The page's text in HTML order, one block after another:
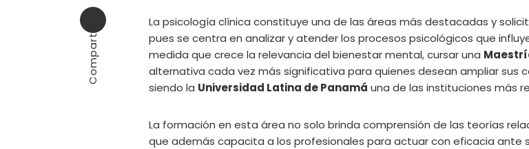
Email
Compartir
La psicología clínica constituye una de las áreas más destacadas y
pues se centra en analizar y atender los procesos psicológicos que
medida que crece la relevancia del bienestar mental, cursar una
alternativa cada vez más significativa para quienes desean ampliar sus
siendo la Universidad Latina de Panamá una de las instituciones más
La formación en esta área no solo brinda comprensión de las teorías
que además capacita a los profesionales para actuar con eficacia ante